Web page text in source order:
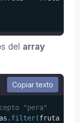
del array
Copiar texto
"pera"
. filter(fruta